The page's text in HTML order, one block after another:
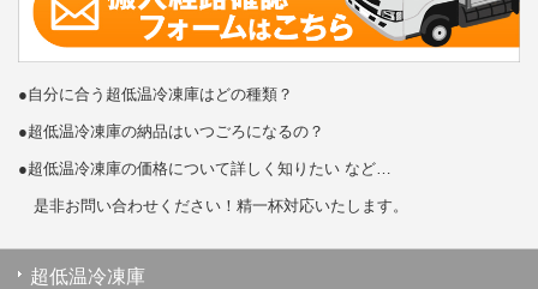
●自分に合う超低温冷凍庫はどの種類？
●超低温冷凍庫の納品はいつごろになるの？
●超低温冷凍庫の価格について詳しく知りたい など…
是非お問い合わせください！精一杯対応いたします。
超低温冷凍庫